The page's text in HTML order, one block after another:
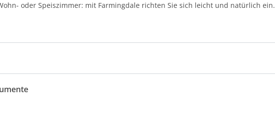
oder Speiszimmer: mit Farmingdale richten Sie sich leicht und natürlich ein.